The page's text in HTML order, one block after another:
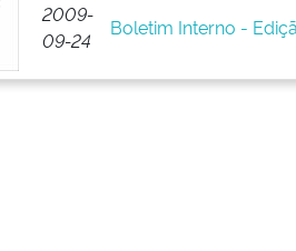
2009-
09-24
Boletim Interno -